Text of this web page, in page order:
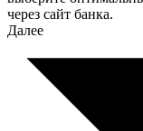
через сайт банка.
Далее